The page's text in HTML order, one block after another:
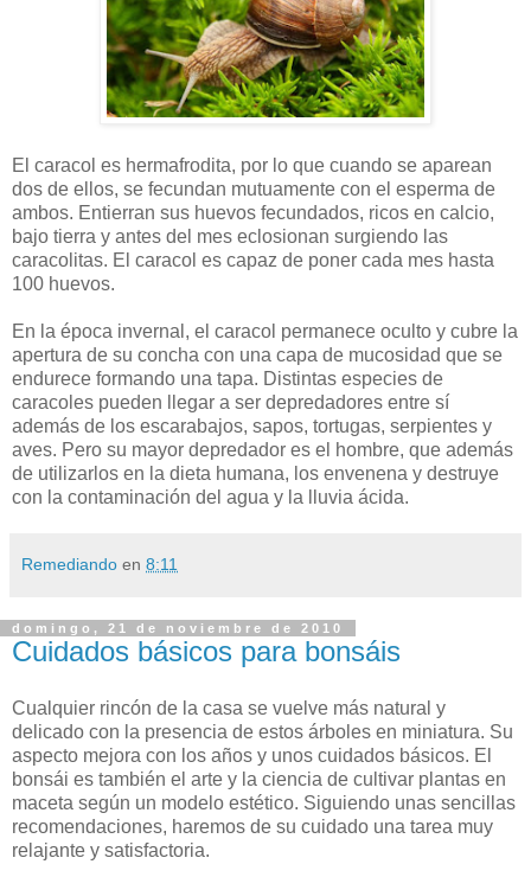
El caracol es hermafrodita, por lo que cuando se aparean
dos de ellos, se fecundan mutuamente con el esperma de
ambos. Entierran sus huevos fecundados, ricos en calcio,
bajo tierra y antes del mes eclosionan surgiendo las
caracolitas. El caracol es capaz de poner cada mes hasta
100 huevos.
En la época invernal, el caracol permanece oculto y cubre la
apertura de su concha con una capa de mucosidad que se
endurece formando una tapa. Distintas especies de
caracoles pueden llegar a ser depredadores entre sí
además de los escarabajos, sapos, tortugas, serpientes y
aves. Pero su mayor depredador es el hombre, que además
de utilizarlos en la dieta humana, los envenena y destruye
con la contaminación del agua y la lluvia ácida.
Remediando en 8:11
domingo, 21 de noviembre de 2010
Cuidados básicos para bonsáis
Cualquier rincón de la casa se vuelve más natural y
delicado con la presencia de estos árboles en miniatura. Su
aspecto mejora con los años y unos cuidados básicos. El
bonsái es también el arte y la ciencia de cultivar plantas en
maceta según un modelo estético. Siguiendo unas sencillas
recomendaciones, haremos de su cuidado una tarea muy
relajante y satisfactoria.